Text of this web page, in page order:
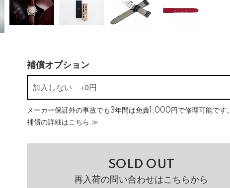
補償オプション
メーカー保証外の事故でも3年間は免責1,000円で修理可能です。
補償の詳細はこちら ≫
SOLD OUT
再入荷の問い合わせはこちらから